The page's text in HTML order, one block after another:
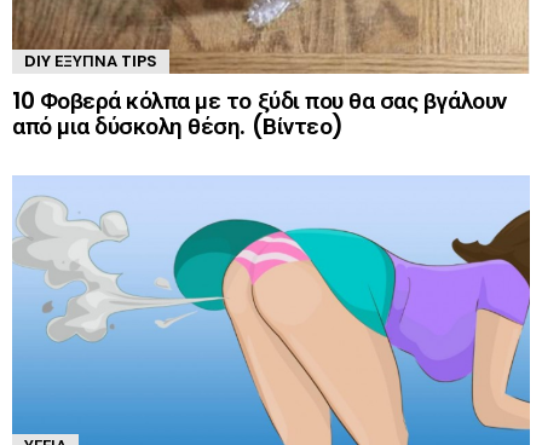
DIY ΈΞΥΠΝΑ TIPS
10 Φοβερά κόλπα με το ξύδι που θα σας βγάλουν
από μια δύσκολη θέση. (Βίντεο)